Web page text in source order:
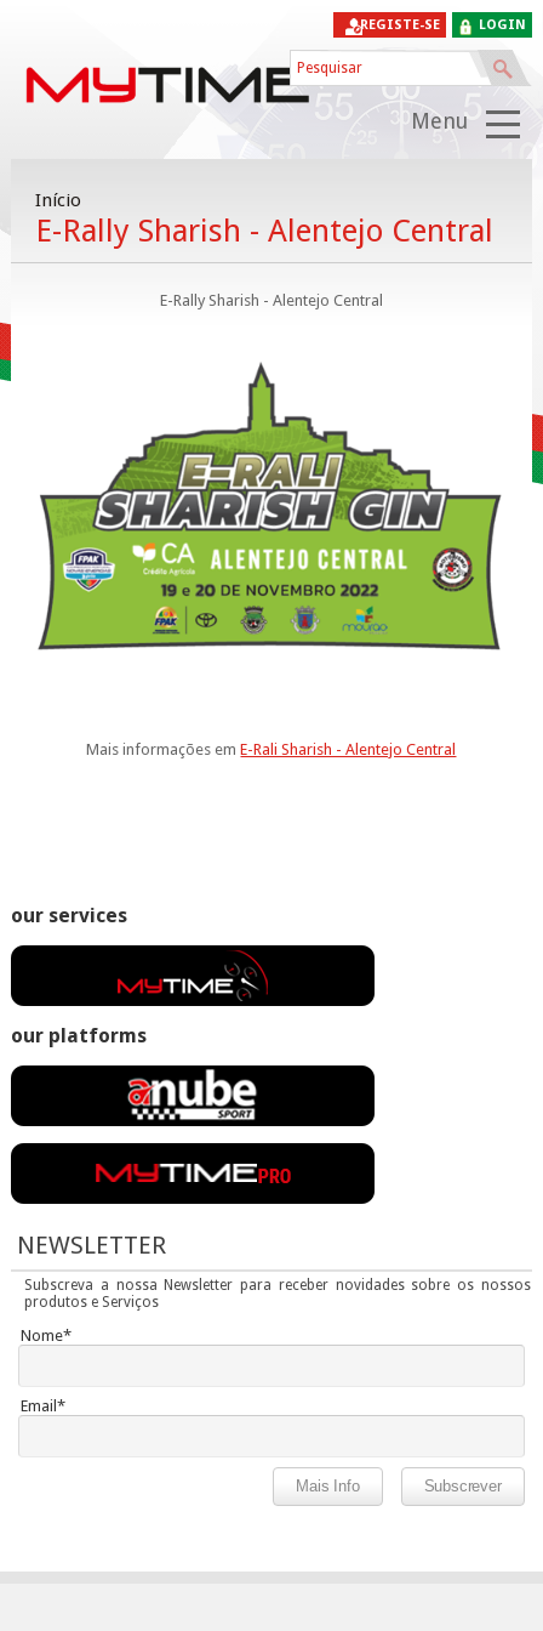
LOGIN
REGISTE-SE
Menu
Início
E-Rally Sharish - Alentejo Central
E-Rally Sharish - Alentejo Central
Mais informações emE-Rali Sharish - Alentejo Central
our services
our platforms
NEWSLETTER
Subscreva a nossa Newsletter para receber novidades sobre os nossos
produtos e Serviços
Nome*
Email*